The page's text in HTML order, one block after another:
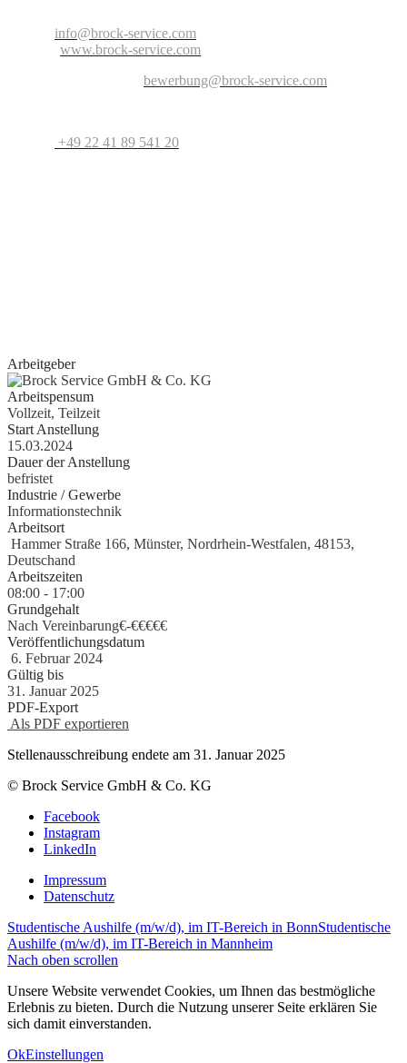
info@brock-service.com
www.brock-service.com
bewerbung@brock-service.com
+49 22 41 89 541 20
Arbeitgeber
Arbeitspensum
Vollzeit, Teilzeit
Start Anstellung
15.03.2024
Dauer der Anstellung
befristet
Industrie / Gewerbe
Informationstechnik
Arbeitsort
Hammer Straße 166, Münster, Nordrhein-Westfalen, 48153,
Deutschand
Arbeitszeiten
08:00 - 17:00
Grundgehalt
Nach Vereinbarung€-€€€€€
Veröffentlichungsdatum
6. Februar 2024
Gültig bis
31. Januar 2025
PDF-Export
Als PDF exportieren
Stellenausschreibung endete am 31. Januar 2025
© Brock Service GmbH & Co. KG
Facebook
Instagram
LinkedIn
Impressum
Datenschutz
Studentische Aushilfe (m/w/d), im IT-Bereich in BonnStudentische
Aushilfe (m/w/d), im IT-Bereich in Mannheim
Nach oben scrollen
Unsere Website verwendet Cookies, um Ihnen das bestmögliche
Erlebnis zu bieten. Durch die Nutzung unserer Seite erklären Sie
sich damit einverstanden.
OkEinstellungen